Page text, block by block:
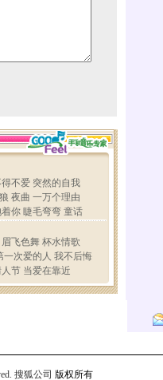
搜狐公司 版权所有